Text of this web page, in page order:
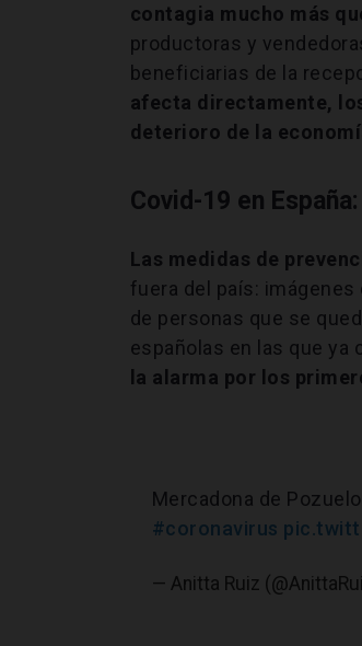
contagia mucho más
productoras y
beneficiarias de la
afecta directamente,
deterioro de la
Covid-19 en
Las medidas de
fuera del país:
de personas que se
españolas en las que ya
la alarma por los
Mercadona de
#coronavirus
— Anitta Ruiz